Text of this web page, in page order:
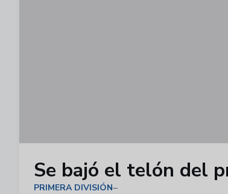
Se bajó el telón del
PRIMERA DIVISIÓN